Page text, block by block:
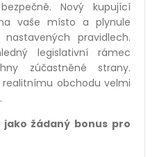
Nový kupující
vaše místo a plynule
pravidlech.
legislativní rámec
zúčastněné strany.
obchodu velmi
žádaný bonus pro